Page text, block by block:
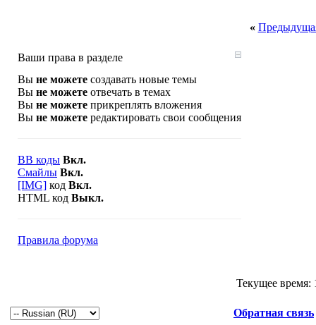
«
Ваши права в разделе
Вы не можете создавать новые темы
Вы не можете отвечать в темах
Вы не можете прикреплять вложения
Вы не можете редактировать свои сообщения
BB коды Вкл.
Смайлы Вкл.
[IMG] код Вкл.
HTML код Выкл.
Правила форума
Текущее время:
Обратная связь